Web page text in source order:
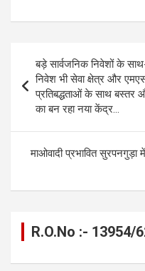
ce
o
o
k
se
n
g
er
at
s
A
p
p
Post
navigation
बड़े सार्वजनिक निवेशों के
निवेश भी सेवा क्षेत्र और
प्रतिबद्धताओं के साथ बस्तर
का बन रहा नया केंद्र…
माओवादी प्रभावित सुरपनगुड़ा
R.O.No :- 13954/